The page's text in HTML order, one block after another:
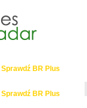
Sprawdź BR Plus
Sprawdź BR Plus